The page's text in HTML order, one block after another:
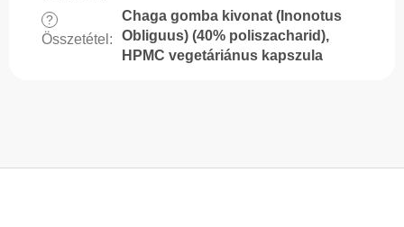
?
Összetétel :
Chaga gomba kivonat (Inonotus
Obliguus) (40% poliszacharid),
HPMC vegetáriánus kapszula